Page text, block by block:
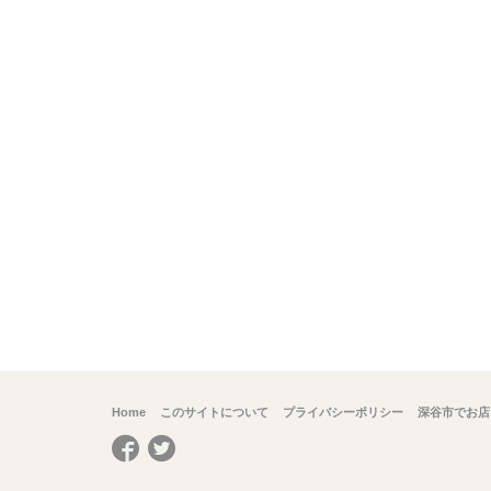
Home このサイトについて プライバシーポリシー 深谷市でお
Facebook
Twitter